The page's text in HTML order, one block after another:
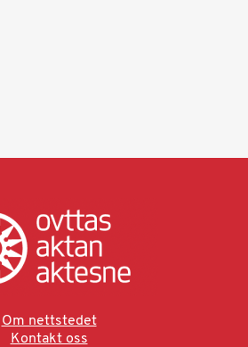
Om nettstedet
Kontakt oss